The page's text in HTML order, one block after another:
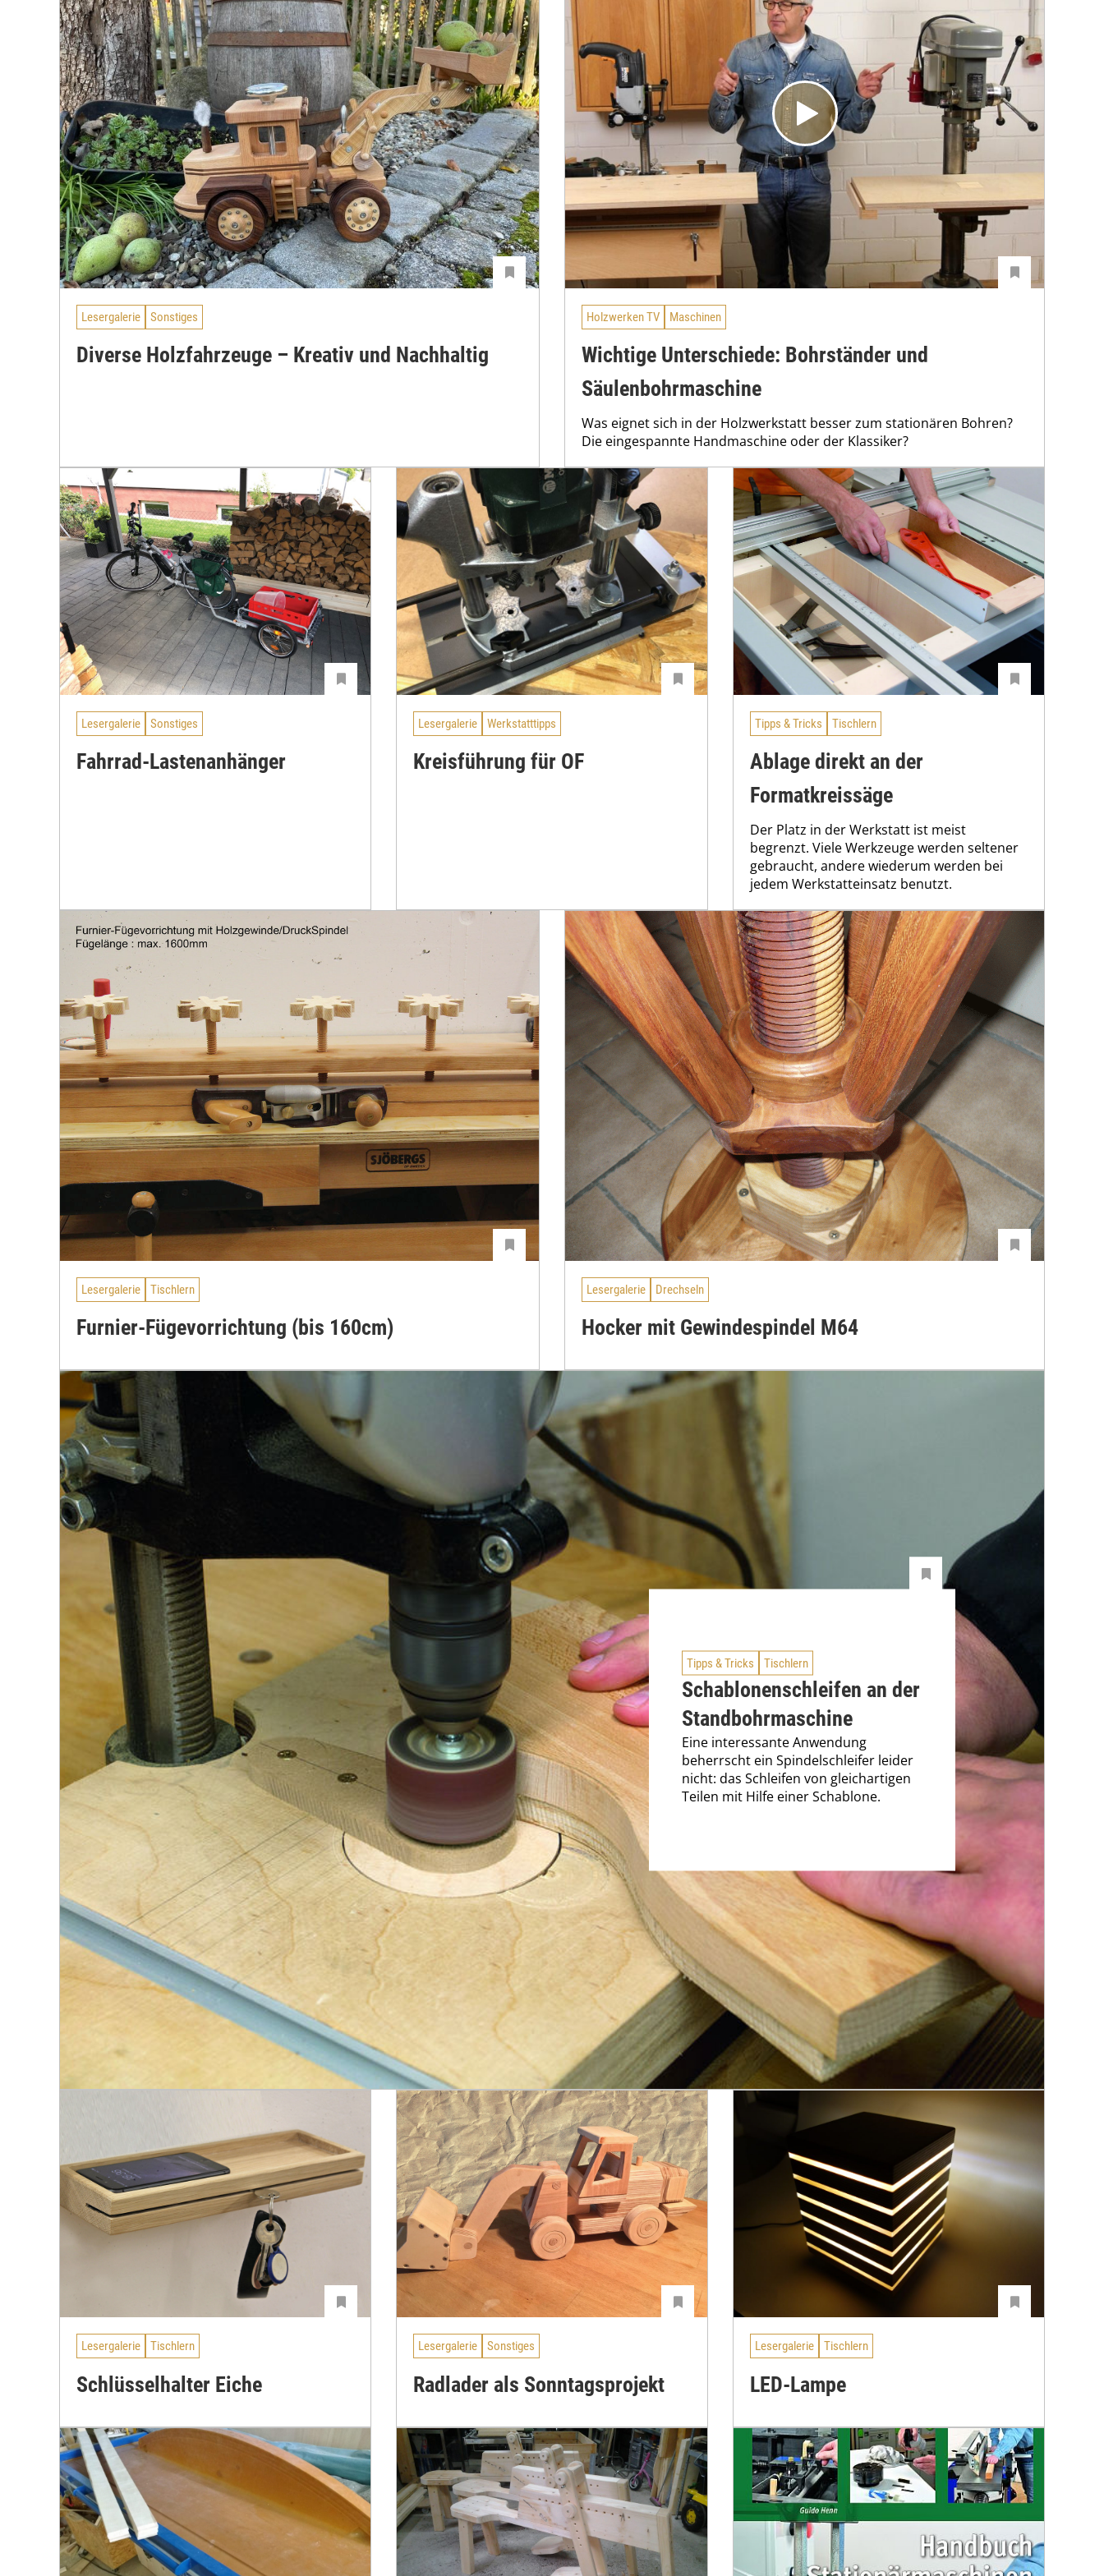
Lesergalerie Sonstiges
Diverse Holzfahrzeuge – Kreativ und Nachhaltig
Holzwerken TV Maschinen
Wichtige Unterschiede: Bohrständer und
Säulenbohrmaschine
Was eignet sich in der Holzwerkstatt besser zum stationären Bohren?
Die eingespannte Handmaschine oder der Klassiker?
Lesergalerie Sonstiges
Fahrrad-Lastenanhänger
Lesergalerie Werkstatttipps
Kreisführung für OF
Tipps & Tricks Tischlern
Ablage direkt an der
Formatkreissäge
Der Platz in der Werkstatt ist meist
begrenzt. Viele Werkzeuge werden seltener
gebraucht, andere wiederum werden bei
jedem Werkstatteinsatz benutzt.
Lesergalerie Tischlern
Furnier-Fügevorrichtung (bis 160cm)
Lesergalerie Drechseln
Hocker mit Gewindespindel M64
Tipps & Tricks Tischlern
Schablonenschleifen an der
Standbohrmaschine
Eine interessante Anwendung
beherrscht ein Spindelschleifer leider
nicht: das Schleifen von gleichartigen
Teilen mit Hilfe einer Schablone.
Lesergalerie Tischlern
Schlüsselhalter Eiche
Lesergalerie Sonstiges
Radlader als Sonntagsprojekt
Lesergalerie Tischlern
LED-Lampe